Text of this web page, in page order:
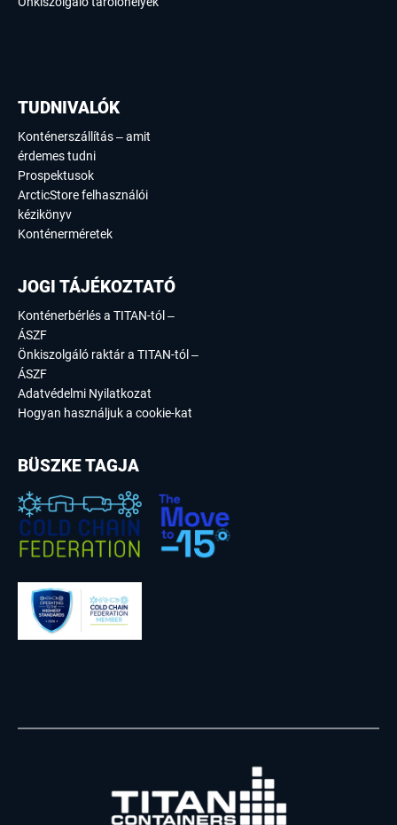
TUDNIVALÓK
Konténerszállítás – amit
érdemes tudni
Prospektusok
ArcticStore felhasználói
kézikönyv
Konténerméretek
JOGI TÁJÉKOZTATÓ
Konténerbérlés a TITAN-tól –
ÁSZF
Önkiszolgáló raktár a TITAN-tól –
ÁSZF
Adatvédelmi Nyilatkozat
Hogyan használjuk a cookie-kat
BÜSZKE TAGJA